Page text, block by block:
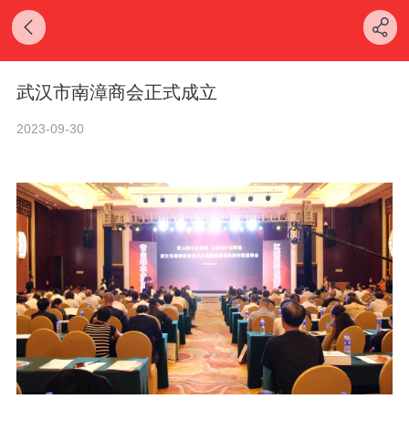
武汉市南漳商会正式成立
2023-09-30